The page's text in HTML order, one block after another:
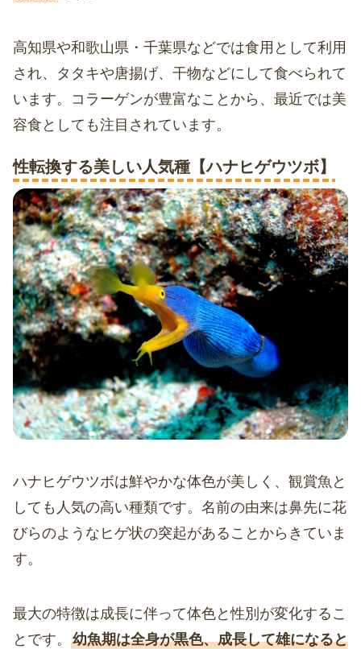
高知県や和歌山県・千葉県などでは食用として利用
され、タタキや唐揚げ、干物などにして食べられて
います。コラーゲンが豊富なことから、最近では美
容食としても注目されています。
性転換する美しい人気種【ハナヒゲウツボ】
ハナヒゲウツボは鮮やかな体色が美しく、観賞魚と
しても人気の高い種類です。名前の由来は鼻先に花
びらのようなヒゲ状の突起があることからきていま
す。
最大の特徴は成長に伴って体色と性別が変化するこ
とです。 幼魚期は全身が黒色、成長して雄になると